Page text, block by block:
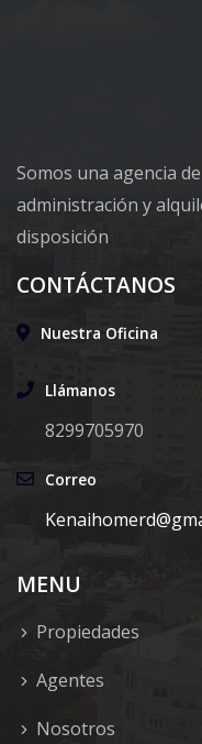
Somos una agencia
administración y
disposición
CONTÁCTANOS
Nuestra Oficina
Llámanos
8299705970
Correo
MENU
Propiedades
Agentes
Nosotros